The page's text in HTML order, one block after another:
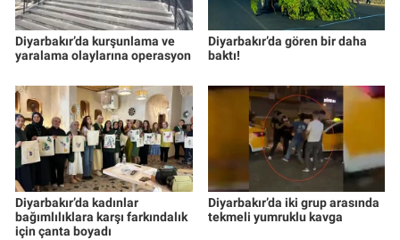
Diyarbakır’da kurşunlama ve
yaralama olaylarına operasyon
Diyarbakır’da gören bir daha
baktı!
Diyarbakır’da kadınlar
bağımlılıklara karşı farkındalık
için çanta boyadı
Diyarbakır’da iki grup arasında
tekmeli yumruklu kavga